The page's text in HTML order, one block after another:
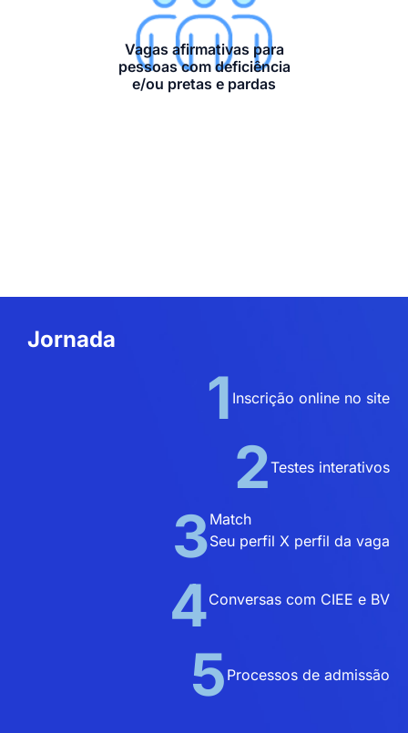
Vagas afirmativas para
pessoas com deficiência
e/ou pretas e pardas
Jornada
Inscrição online no site
1
Testes interativos
2
Match
Seu perfil X perfil da vaga
3
Conversas com CIEE e BV
4
Processos de admissão
5